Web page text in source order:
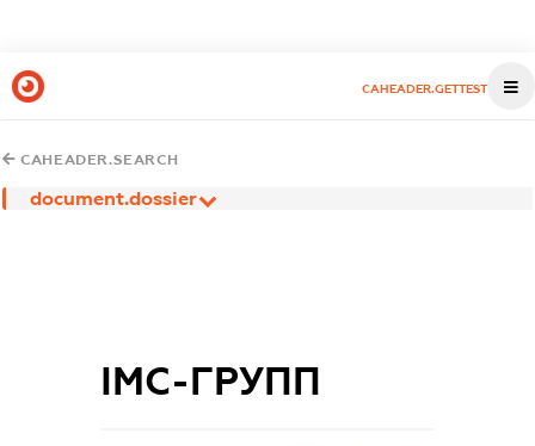
CAHEADER.GETTEST
CAHEADER.SEARCH
document.dossier
ІМС-ГРУПП